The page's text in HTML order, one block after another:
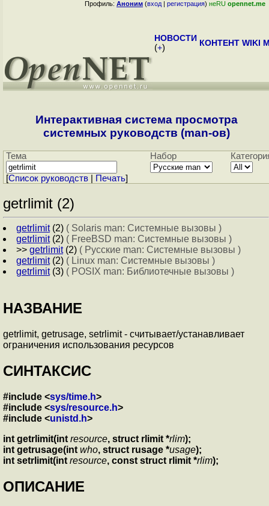
Профиль: Аноним (вход | регистрация) неRU opennet.me
НОВОСТИ
(+) КОНТЕНТ WIKI
Интерактивная система просмотра
системных руководств (man-ов)
Тема Набор
[Cписок руководств Печать]
getrlimit (2)
getrlimit(2) ( Solaris man: Системные вызовы )
getrlimit(2) ( FreeBSD man: Системные вызовы )
>> getrlimit(2) ( Русские man: Системные вызовы )
getrlimit(2) ( Linux man: Системные вызовы )
getrlimit(3) ( POSIX man: Библиотечные вызовы )
НАЗВАНИЕ
getrlimit, getrusage, setrlimit - считывает/устанавливает
ограничения использования ресурсов
СИНТАКСИС
#include <sys/time.h>
#include <sys/resource.h>
#include <unistd.h>
int getrlimit(int resource, struct rlimit *rlim);
int getrusage(int who, struct rusage *usage);
int setrlimit(int resource, const struct rlimit *rlim);
ОПИСАНИЕ